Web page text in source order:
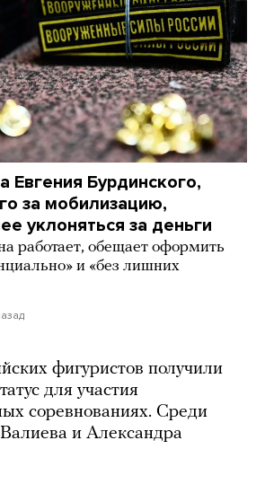
Евгения Бурдинского,
за мобилизацию,
уклоняться за деньги
работает, обещает оформить
и «без лишних
фигуристов получили
для участия
соревнованиях. Среди
и Александра